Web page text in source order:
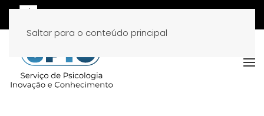
Saltar para o conteúdo principal